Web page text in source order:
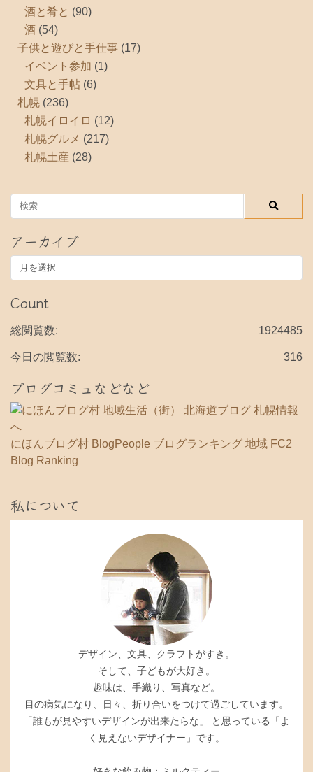
酒と肴と (90)
酒 (54)
子供と遊びと手仕事 (17)
イベント参加 (1)
文具と手帖 (6)
札幌 (236)
札幌イロイロ (12)
札幌グルメ (217)
札幌土産 (28)
アーカイブ
ー
カ
ブ
Count
1924485
総閲覧数:
316
今日の閲覧数:
ブログコミュなどなど
にほんブログ村 BlogPeople ブログランキング 地域 FC2
Blog Ranking
私について
デザイン、文具、クラフトがすき。
そして、子どもが大好き。
趣味は、手織り、写真など。
目の病気になり、日々、折り合いをつけて過ごしています。
「誰もが見やすいデザインが出来たらな」 と思っている「よ
く見えないデザイナー」です。